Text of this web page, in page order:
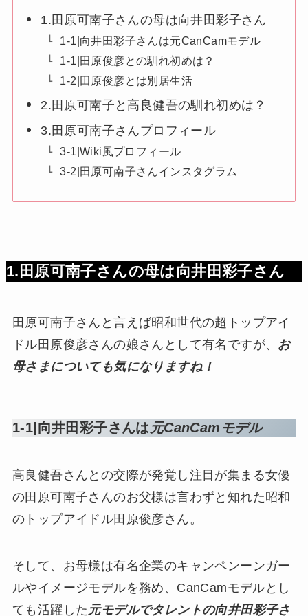
1.田原可南子さんの母は向井田彩子さん
1-1|向井田彩子さんは元CanCamモデル
1-1|田原俊彦との馴れ初めは？
1-2|田原俊彦とは別居生活
2.田原可南子と高良健吾の馴れ初めは？
3.田原可南子さんプロフィール
3-1|Wiki風プロフィール
3-2|田原可南子さんインスタグラム
1.田原可南子さんの母は向井田彩子さん
田原可南子さんと言えば昭和世代の超トップアイ
ドル田原俊彦さんの娘さんとして有名ですが、 お
母さまについても気になりますね！
1-1|向井田彩子さんは 元CanCamモデル
高良健吾さんとの交際が発覚し注目が集まる女優
の田原可南子さんのお父様は言わずと知れた昭和
のトップアイドル田原俊彦さん。
そして、お母様は有名企業のキャンペンーンガー
ルやイメージモデルを務め、CanCamモデルとし
ても活躍した 元モデルでタレントの向井田彩子さ